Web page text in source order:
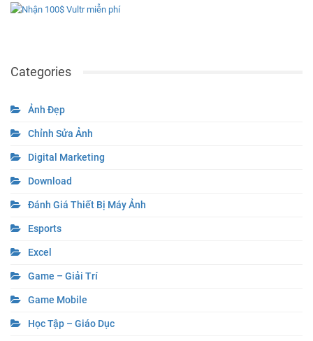
Categories
Ảnh Đẹp
Chỉnh Sửa Ảnh
Digital Marketing
Download
Đánh Giá Thiết Bị Máy Ảnh
Esports
Excel
Game – Giải Trí
Game Mobile
Học Tập – Giáo Dục